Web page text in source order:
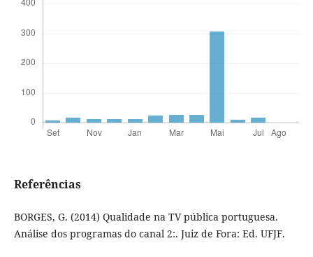
Referências
BORGES, G. (2014) Qualidade na TV pública portuguesa.
Análise dos programas do canal 2:. Juiz de Fora: Ed. UFJF.